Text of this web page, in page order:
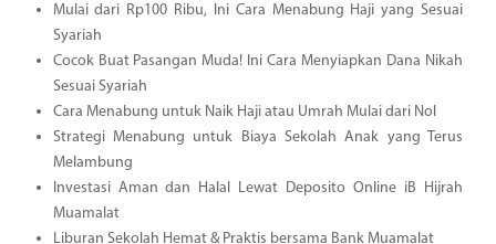
Mulai dari Rp100 Ribu, Ini Cara Menabung Haji yang Sesuai
Syariah
Cocok Buat Pasangan Muda! Ini Cara Menyiapkan Dana Nikah
Sesuai Syariah
Cara Menabung untuk Naik Haji atau Umrah Mulai dari Nol
Strategi Menabung untuk Biaya Sekolah Anak yang Terus
Melambung
Investasi Aman dan Halal Lewat Deposito Online iB Hijrah
Muamalat
Liburan Sekolah Hemat & Praktis bersama Bank Muamalat